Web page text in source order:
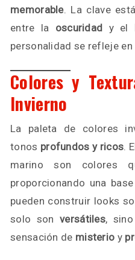
memorable. La clave
entre la oscuridad y el
personalidad se refleje
Colores y
Invierno
La paleta de colores
tonos profundos y ricos.
marino son colores
proporcionando una base
pueden construir looks
solo sonversátiles,
sensación de misterio y